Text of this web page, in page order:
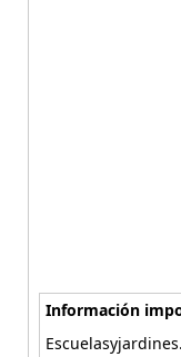
Información